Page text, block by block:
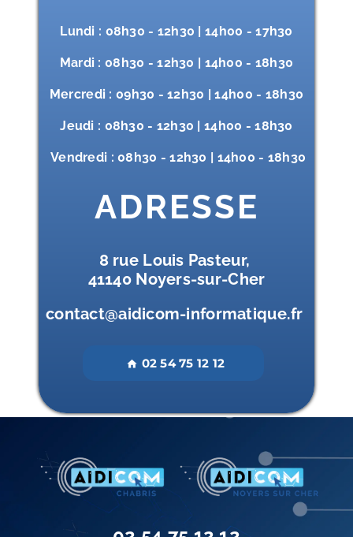
Lundi : 08h30 - 12h30 | 14h00 - 17h30
Mardi : 08h30 - 12h30 | 14h00 - 18h30
Mercredi : 09h30 - 12h30 | 14h00 - 18h30
Jeudi : 08h30 - 12h30 | 14h00 - 18h30
Vendredi : 08h30 - 12h30 | 14h00 - 18h30
ADRESSE
8 rue Louis Pasteur,
41140 Noyers-sur-Cher
contact@aidicom-informatique.fr
home 02 54 75 12 12